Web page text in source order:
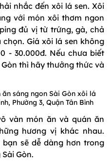
nhắc đến xôi lá sen. Xôi
với món xôi thơm ngon
đủ vị từ trứng, gà, chả
Giá xôi lá sen không
- 30.000đ. Nếu chưa biết
thì hãy thưởng thức và
sáng ngon Sài Gòn xôi lá
Phường 3, Quận Tân Bình
vàn món ăn và quán ăn
hương vị khác nhau.
sẽ dễ dàng hơn trong
Gòn.